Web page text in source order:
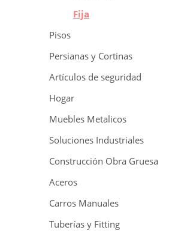
Fija
Pisos
Persianas y Cortinas
Artículos de seguridad
Hogar
Muebles Metalicos
Soluciones Industriales
Construcción Obra Gruesa
Aceros
Carros Manuales
Tuberías y Fitting